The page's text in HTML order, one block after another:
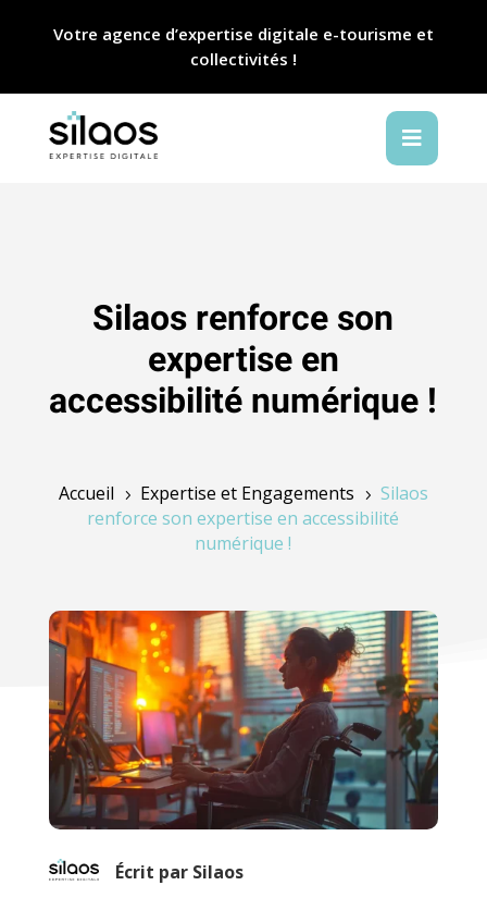
Votre agence d’expertise digitale e-tourisme et
collectivités !

Silaos renforce son
expertise en
accessibilité numérique !
Accueil 5 Expertise et Engagements 5 Silaos
renforce son expertise en accessibilité
numérique !
Écrit par Silaos